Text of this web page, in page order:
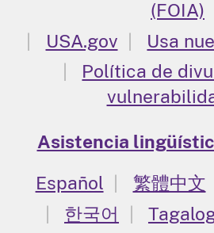
(FOIA)
USA.gov
Usa
Política de
Asistencia
Español
繁體中文
한국어